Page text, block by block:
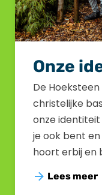
Onze
De
christelijke
onze
je ook bent
hoort erbij en
Lees meer